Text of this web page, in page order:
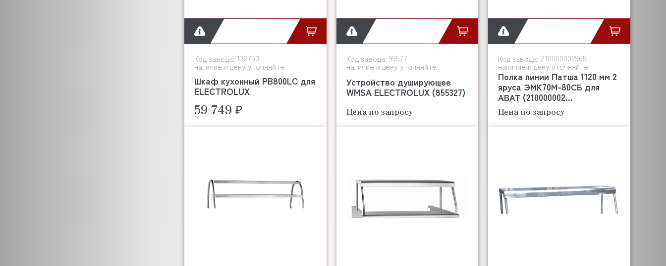
Код завода: 132753
наличие и цену уточняйте
Шкаф кухонный PB800LC для
ELECTROLUX
59 749 ₽
Код завода: 99527
наличие и цену уточняйте
Устройство душирующее
WMSA ELECTROLUX (855327)
Цена по запросу
Код завода: 210000002965
наличие и цену уточняйте
Полка линии Патша 1120 мм 2
яруса ЭМК70М-80СБ для
АВАТ (210000002...
Цена по запросу